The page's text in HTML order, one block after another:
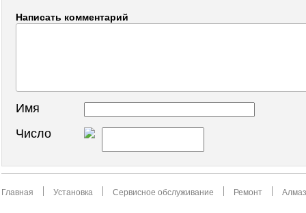
Написать комментарий
Имя
Число
Главная Установка Сервисное обслуживание Ремонт